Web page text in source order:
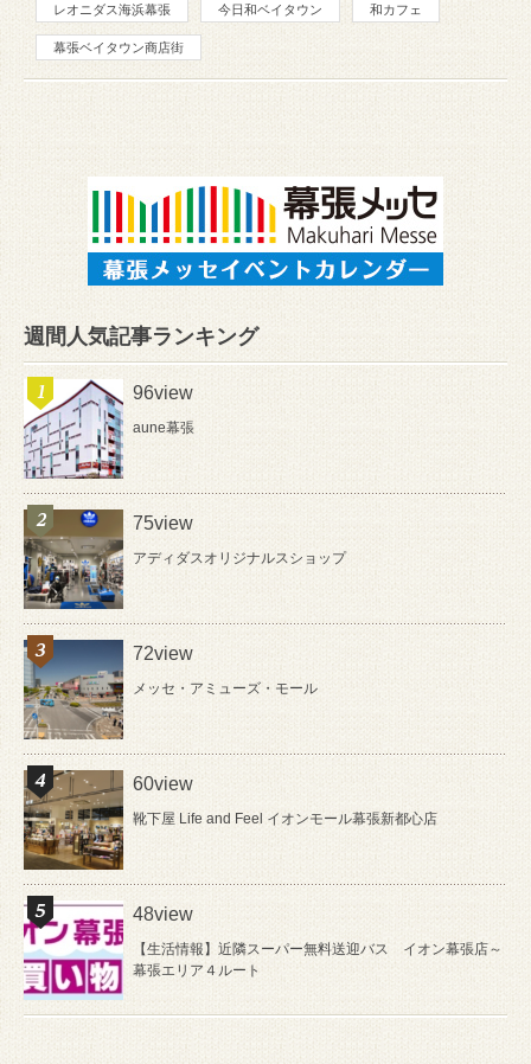
レオニダス海浜幕張 今日和ベイタウン 和カフェ
幕張ベイタウン商店街
週間人気記事ランキング
96view
aune幕張
75view
アディダスオリジナルスショップ
72view
メッセ・アミューズ・モール
60view
靴下屋 Life and Feel イオンモール幕張新都心店
48view
【生活情報】近隣スーパー無料送迎バス イオン幕張店～
幕張エリア４ルート